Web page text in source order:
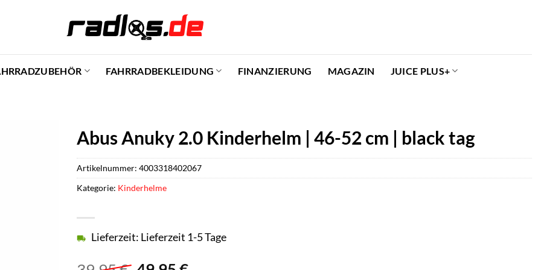
FAHRRADBEKLEIDUNG FINANZIERUNG MAGAZIN JUICE PLUS+
Abus Anuky 2.0 Kinderhelm | 46-52 cm | black tag
Lieferzeit: Lieferzeit 1-5 Tage
Artikelnummer: 4003318402067
Kategorie: Kinderhelme